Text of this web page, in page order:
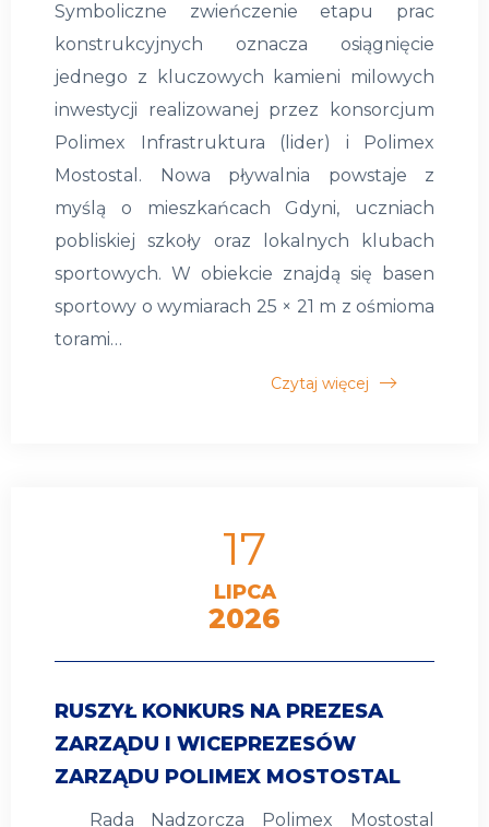
Symboliczne zwieńczenie etapu prac
konstrukcyjnych oznacza osiągnięcie
jednego z kluczowych kamieni milowych
inwestycji realizowanej przez konsorcjum
Polimex Infrastruktura (lider) i Polimex
Mostostal. Nowa pływalnia powstaje z
myślą o mieszkańcach Gdyni, uczniach
pobliskiej szkoły oraz lokalnych klubach
sportowych. W obiekcie znajdą się basen
sportowy o wymiarach 25 × 21 m z ośmioma
torami…
Czytaj więcej
17
LIPCA
2026
RUSZYŁ KONKURS NA PREZESA
ZARZĄDU I WICEPREZESÓW
ZARZĄDU POLIMEX MOSTOSTAL
Rada Nadzorcza Polimex Mostostal